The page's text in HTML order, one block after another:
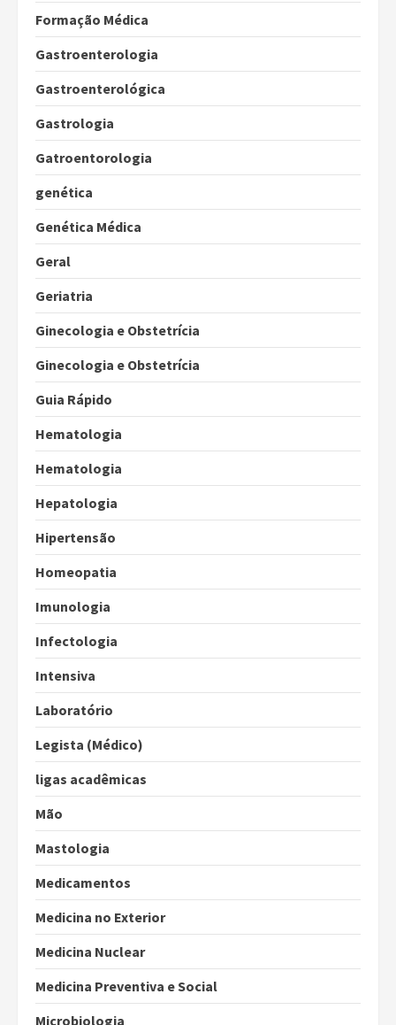
Formação Médica
Gastroenterologia
Gastroenterológica
Gastrologia
Gatroentorologia
genética
Genética Médica
Geral
Geriatria
Ginecologia e Obstetrícia
Ginecologia e Obstetrícia
Guia Rápido
Hematologia
Hematologia
Hepatologia
Hipertensão
Homeopatia
Imunologia
Infectologia
Intensiva
Laboratório
Legista (Médico)
ligas acadêmicas
Mão
Mastologia
Medicamentos
Medicina no Exterior
Medicina Nuclear
Medicina Preventiva e Social
Microbiologia